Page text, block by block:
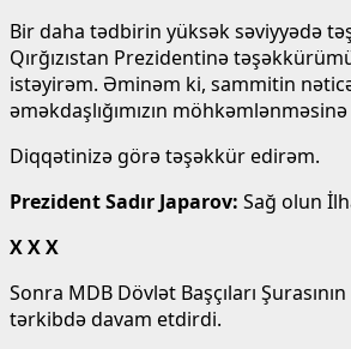
Bir daha tədbirin yüksək səviyyədə
Qırğızıstan Prezidentinə
istəyirəm. Əminəm ki, sammitin
əməkdaşlığımızın
Diqqətinizə görə təşəkkür edirəm.
Prezident Sadır Japarov: Sağ olun
X X X
Sonra MDB Dövlət Başçıları
tərkibdə davam etdirdi.